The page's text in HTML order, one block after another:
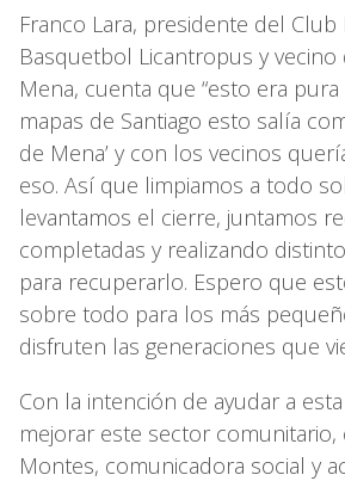
Franco Lara, presidente del
Basquetbol Licantropus y vecino
Mena, cuenta que “esto era
mapas de Santiago esto salía
de Mena’ y con los vecinos
eso. Así que limpiamos a todo
levantamos el cierre, juntamos
completadas y realizando
para recuperarlo. Espero que
sobre todo para los más
disfruten las generaciones que
Con la intención de ayudar a
mejorar este sector comunitario,
Montes, comunicadora social y